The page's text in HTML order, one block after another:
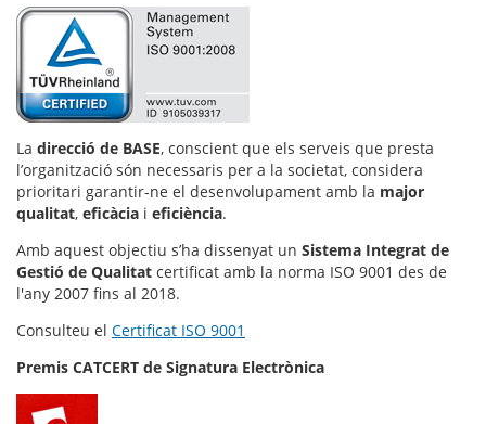
La direcció de BASE, conscient que els serveis que presta
l’organització són necessaris per a la societat, considera
prioritari garantir-ne el desenvolupament amb la major
qualitat, eficàcia i eficiència.
Amb aquest objectiu s’ha dissenyat un Sistema Integrat de
Gestió de Qualitat certificat amb la norma ISO 9001 des de
l'any 2007 fins al 2018.
Consulteu el Certificat ISO 9001
Premis CATCERT de Signatura Electrònica